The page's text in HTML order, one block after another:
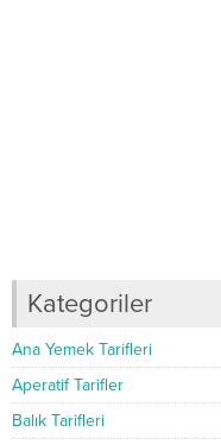
Kategoriler
Ana Yemek Tarifleri
Aperatif Tarifler
Balık Tarifleri